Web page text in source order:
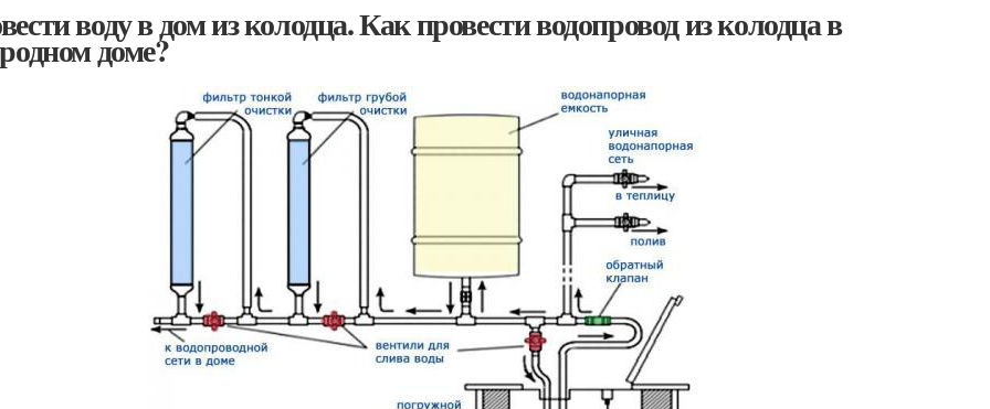
воду в дом из колодца. Как провести водопровод из колодца в
доме?